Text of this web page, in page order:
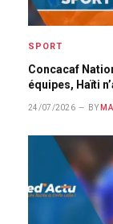
SPORT
Concacaf
équipes, Haïti
24/07/2026 BY